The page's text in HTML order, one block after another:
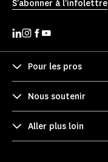
S'abonner à l'infolettre
Pour les pros
Nous soutenir
Aller plus loin